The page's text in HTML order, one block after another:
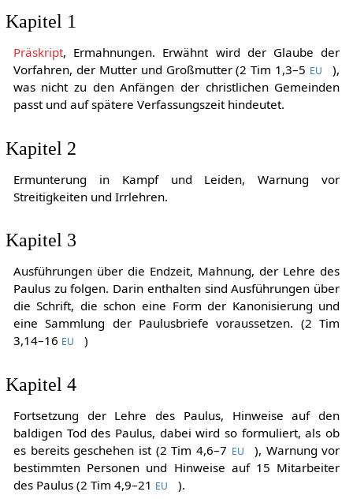
Kapitel 1
Präskript, Ermahnungen. Erwähnt wird der Glaube der
Vorfahren, der Mutter und Großmutter (2 Tim 1,3–5 EU
),
was nicht zu den Anfängen der christlichen Gemeinden
passt und auf spätere Verfassungszeit hindeutet.
Kapitel 2
Ermunterung in Kampf und Leiden, Warnung vor
Streitigkeiten und Irrlehren.
Kapitel 3
Ausführungen über die Endzeit, Mahnung, der Lehre des
Paulus zu folgen. Darin enthalten sind Ausführungen über
die Schrift, die schon eine Form der Kanonisierung und
eine Sammlung der Paulusbriefe voraussetzen. (2 Tim
3,14–16 EU )
Kapitel 4
Fortsetzung der Lehre des Paulus, Hinweise auf den
baldigen Tod des Paulus, dabei wird so formuliert, als ob
es bereits geschehen ist (2 Tim 4,6–7 EU
), Warnung vor
bestimmten Personen und Hinweise auf 15 Mitarbeiter
des Paulus (2 Tim 4,9–21 EU ).